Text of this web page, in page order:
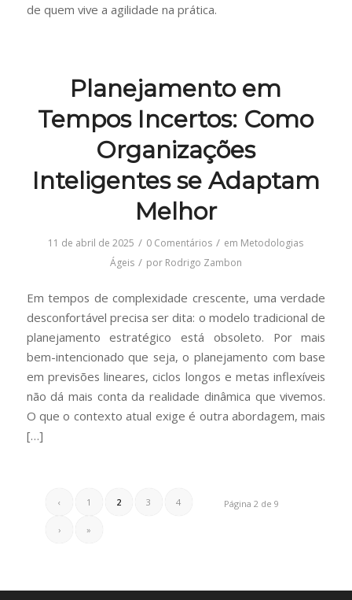
de quem vive a agilidade na prática.
Planejamento em
Tempos Incertos: Como
Organizações
Inteligentes se Adaptam
Melhor
11 de abril de 2025 / 0 Comentários / em Metodologias
Ágeis / por Rodrigo Zambon
Em tempos de complexidade crescente, uma verdade
desconfortável precisa ser dita: o modelo tradicional de
planejamento estratégico está obsoleto. Por mais
bem-intencionado que seja, o planejamento com base
em previsões lineares, ciclos longos e metas inflexíveis
não dá mais conta da realidade dinâmica que vivemos.
O que o contexto atual exige é outra abordagem, mais
[…]
Página 2 de 9
‹ 1 2 3 4
› »